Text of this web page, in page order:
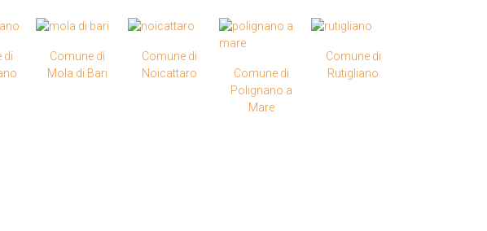
di
Comune di
Mola di Bari
Comune di
Noicattaro
Comune di
Polignano a
Mare
Comune di
Rutigliano